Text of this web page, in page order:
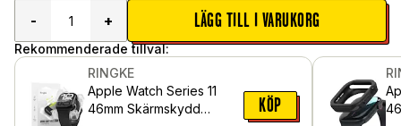
-
+ LÄGG TILL I VARUKORG
Rekommenderade tillval:
RINGKE
Apple Watch Series 11
46mm Skärmskydd
KÖP